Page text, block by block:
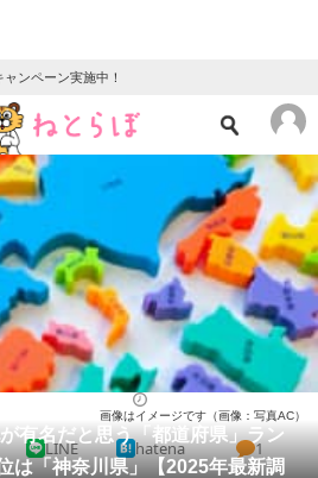
ンペーン実施中！
クイズ
地域
教育・育児
リサーチ
有名だと思う「都道府県」ラン
「神奈川県」【2025年最新調
画像はイメージです（画像：写真AC）
LINE hatena 1